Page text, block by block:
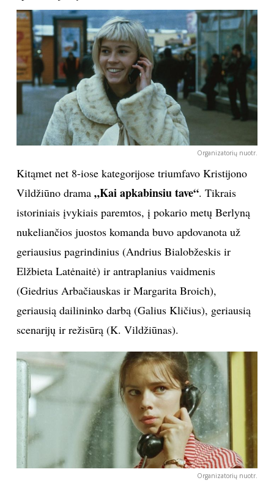
PRENUMERUOK
NAUJIENLAIŠKĮ
Prenumeruodami portalą,
Organizatorių nuotr.
Kitąmet net 8-iose kategorijose triumfavo Kristijono
Vildžiūno drama „Kai apkabinsiu tave“. Tikrais
istoriniais įvykiais paremtos, į pokario metų Berlyną
nukeliančios juostos komanda buvo apdovanota už
geriausius pagrindinius (Andrius Bialobžeskis ir
Elžbieta Latėnaitė) ir antraplanius vaidmenis
(Giedrius Arbačiauskas ir Margarita Broich),
geriausią dailininko darbą (Galius Kličius), geriausią
scenarijų ir režisūrą (K. Vildžiūnas).
Organizatorių nuotr.